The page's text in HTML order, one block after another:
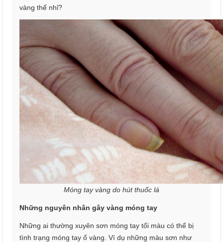
vàng thế nhỉ?
Móng tay vàng do hút thuốc lá
Những nguyên nhân gây vàng móng tay
Những ai thường xuyên sơn móng tay tối màu có thể bị
tình trạng móng tay ố vàng. Ví dụ những màu sơn như